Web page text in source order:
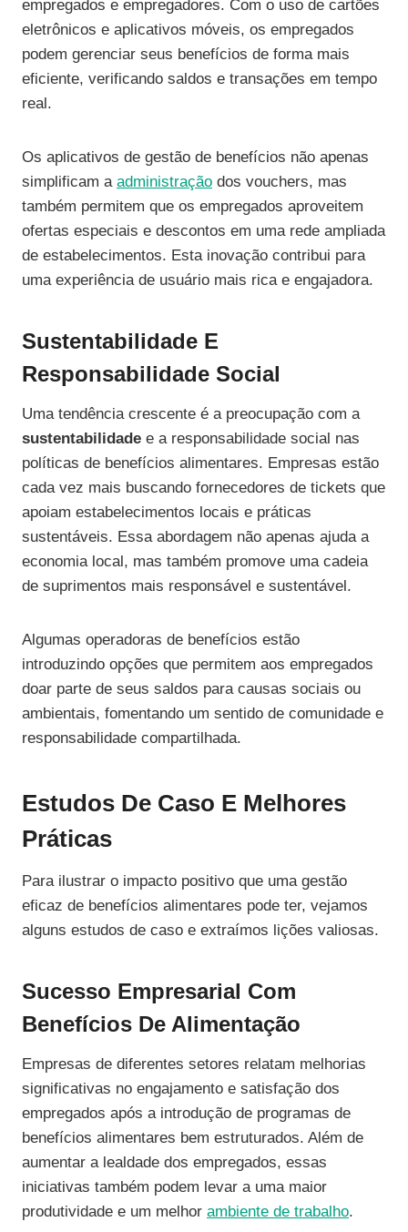
empregados e empregadores. Com o uso de cartões
eletrônicos e aplicativos móveis, os empregados
podem gerenciar seus benefícios de forma mais
eficiente, verificando saldos e transações em tempo
real.
Os aplicativos de gestão de benefícios não apenas
simplificam a administração dos vouchers, mas
também permitem que os empregados aproveitem
ofertas especiais e descontos em uma rede ampliada
de estabelecimentos. Esta inovação contribui para
uma experiência de usuário mais rica e engajadora.
Sustentabilidade E
Responsabilidade Social
Uma tendência crescente é a preocupação com a
sustentabilidade e a responsabilidade social nas
políticas de benefícios alimentares. Empresas estão
cada vez mais buscando fornecedores de tickets que
apoiam estabelecimentos locais e práticas
sustentáveis. Essa abordagem não apenas ajuda a
economia local, mas também promove uma cadeia
de suprimentos mais responsável e sustentável.
Algumas operadoras de benefícios estão
introduzindo opções que permitem aos empregados
doar parte de seus saldos para causas sociais ou
ambientais, fomentando um sentido de comunidade e
responsabilidade compartilhada.
Estudos De Caso E Melhores
Práticas
Para ilustrar o impacto positivo que uma gestão
eficaz de benefícios alimentares pode ter, vejamos
alguns estudos de caso e extraímos lições valiosas.
Sucesso Empresarial Com
Benefícios De Alimentação
Empresas de diferentes setores relatam melhorias
significativas no engajamento e satisfação dos
empregados após a introdução de programas de
benefícios alimentares bem estruturados. Além de
aumentar a lealdade dos empregados, essas
iniciativas também podem levar a uma maior
produtividade e um melhor ambiente de trabalho.